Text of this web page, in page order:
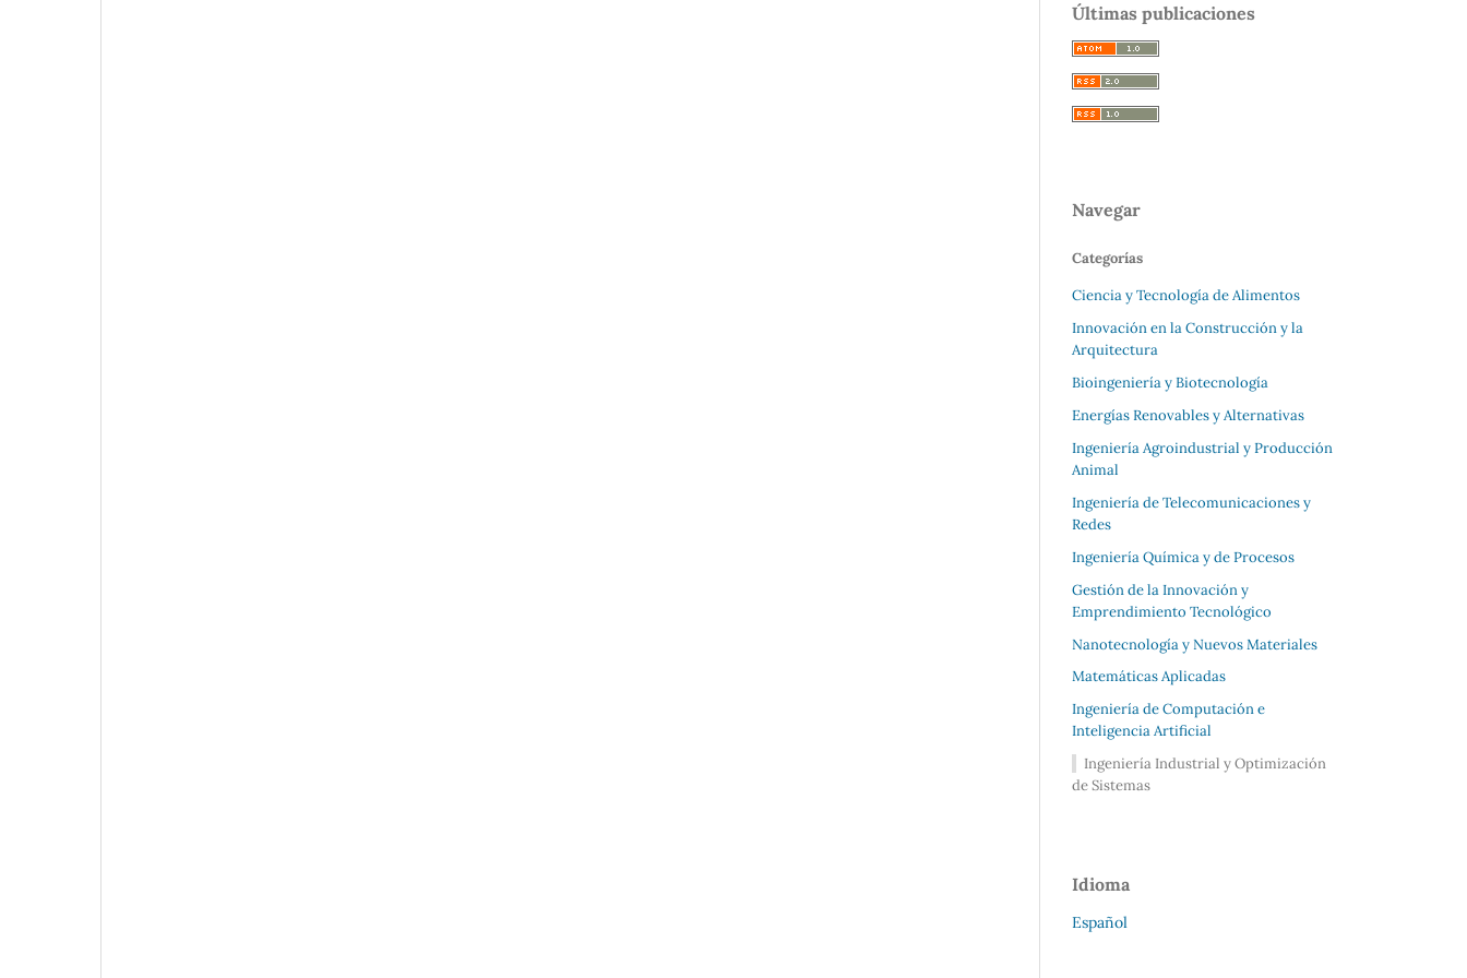
Últimas publicaciones
Navegar
Categorías
Ciencia y Tecnología de Alimentos
Innovación en la Construcción y la
Arquitectura
Bioingeniería y Biotecnología
Energías Renovables y Alternativas
Ingeniería Agroindustrial y Producción
Animal
Ingeniería de Telecomunicaciones y
Redes
Ingeniería Química y de Procesos
Gestión de la Innovación y
Emprendimiento Tecnológico
Nanotecnología y Nuevos Materiales
Matemáticas Aplicadas
Ingeniería de Computación e
Inteligencia Artificial
Ingeniería Industrial y Optimización
de Sistemas
Idioma
Español